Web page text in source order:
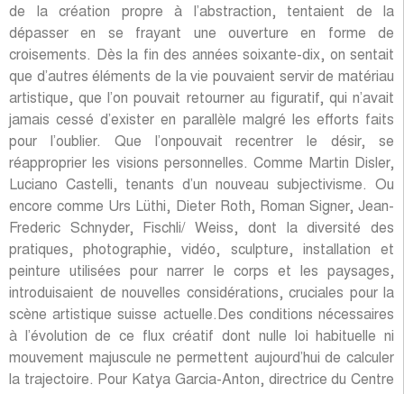
de la création propre à l’abstraction, tentaient de la
dépasser en se frayant une ouverture en forme de
croisements. Dès la fin des années soixante-dix, on sentait
que d’autres éléments de la vie pouvaient servir de matériau
artistique, que l’on pouvait retourner au figuratif, qui n’avait
jamais cessé d’exister en parallèle malgré les efforts faits
pour l’oublier. Que l’onpouvait recentrer le désir, se
réapproprier les visions personnelles. Comme Martin Disler,
Luciano Castelli, tenants d’un nouveau subjectivisme. Ou
encore comme Urs Lüthi, Dieter Roth, Roman Signer, Jean-
Frederic Schnyder, Fischli/ Weiss, dont la diversité des
pratiques, photographie, vidéo, sculpture, installation et
peinture utilisées pour narrer le corps et les paysages,
introduisaient de nouvelles considérations, cruciales pour la
scène artistique suisse actuelle.Des conditions nécessaires
à l’évolution de ce flux créatif dont nulle loi habituelle ni
mouvement majuscule ne permettent aujourd’hui de calculer
la trajectoire. Pour Katya Garcia-Anton, directrice du Centre